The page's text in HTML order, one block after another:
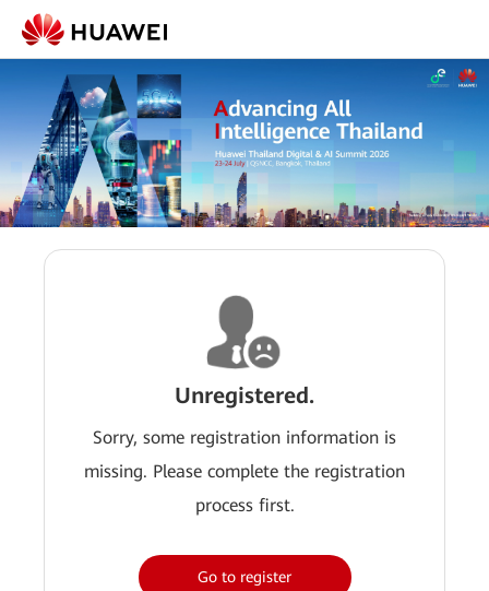
Unregistered.
Sorry, some registration information is
missing. Please complete the registration
process first.
Go to register